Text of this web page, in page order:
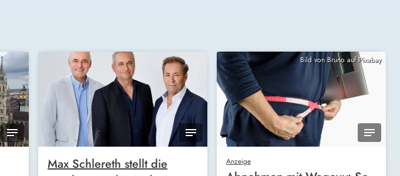
Max Schlereth stellt die
Bild von Bruno auf Pixabay
Anzeige